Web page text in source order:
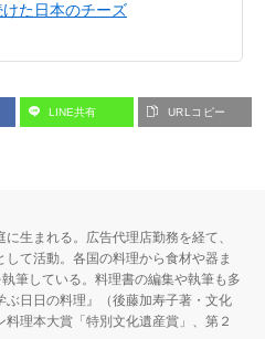
けた日本のチーズ
LINE共有 URLコピー
生まれる。広告代理店勤務を経て、
して活動。各国の料理から食材や器ま
筆している。料理書の編集や執筆も多
ぶ日日の料理』（後藤加寿子著・文化
理本大賞「特別文化遺産賞」、第２